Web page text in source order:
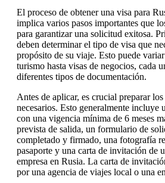
El proceso de obtener una visa para
implica varios pasos importantes que
para garantizar una solicitud exitosa.
deben determinar el tipo de visa que
propósito de su viaje. Esto puede
turismo hasta visas de negocios, cada
diferentes tipos de documentación.
Antes de aplicar, es crucial preparar
necesarios. Esto generalmente incluye
con una vigencia mínima de 6 meses
prevista de salida, un formulario de
completado y firmado, una fotografía
pasaporte y una carta de invitación de
empresa en Rusia. La carta de
por una agencia de viajes local o una